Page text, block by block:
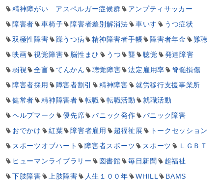
精神障がい アスペルガー症候群
アンプティサッカー
障害者
車椅子 障害者差別解消法 車いす
うつ症状
双極性障害
躁うつ病 精神障害者手帳 障害者年金
難聴
映画
視覚障害 脳性まひ うつ 聾 聴覚
発達障害
弱視
全盲 てんかん 聴覚障害 法定雇用率
脊髄損傷
障害者採用
障害者割引 精神障害
就労移行支援事業所
健常者
精神障害者 転職 転職活動
就職活動
ヘルプマーク
優先席 パニック発作
パニック障害
おでかけ
紅葉 障害者雇用 超福祉展
トークセッション
スポーツオブハート
障害者スポーツ スポーツ
ＬＧＢＴ
ヒューマンライブラリー
図書館 毎日新聞
超福祉
下肢障害
上肢障害 人生１００年 WHILL
BAMS